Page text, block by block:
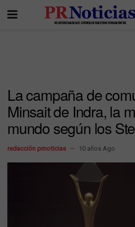
La campaña de
Minsait de Indra, la
mundo según los
redacción prnoticias 10 años Ago